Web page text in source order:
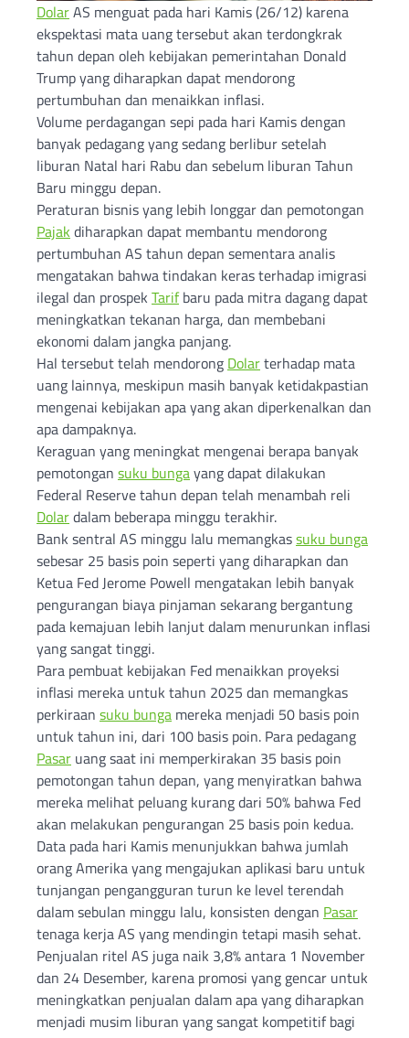
DolarAS menguat pada hari Kamis (26/12) karena
ekspektasi mata uang tersebut akan terdongkrak
tahun depan oleh kebijakan pemerintahan Donald
Trump yang diharapkan dapat mendorong
pertumbuhan dan menaikkan inflasi.
Volume perdagangan sepi pada hari Kamis dengan
banyak pedagang yang sedang berlibur setelah
liburan Natal hari Rabu dan sebelum liburan Tahun
Baru minggu depan.
Peraturan bisnis yang lebih longgar dan pemotongan
Pajak diharapkan dapat membantu mendorong
pertumbuhan AS tahun depan sementara analis
mengatakan bahwa tindakan keras terhadap imigrasi
ilegal dan prospek Tarifbaru pada mitra dagang dapat
meningkatkan tekanan harga, dan membebani
ekonomi dalam jangka panjang.
Hal tersebut telah mendorong Dolarterhadap mata
uang lainnya, meskipun masih banyak ketidakpastian
mengenai kebijakan apa yang akan diperkenalkan dan
apa dampaknya.
Keraguan yang meningkat mengenai berapa banyak
pemotongan suku bungayang dapat dilakukan
Federal Reserve tahun depan telah menambah reli
Dolardalam beberapa minggu terakhir.
Bank sentral AS minggu lalu memangkassuku bunga
sebesar 25 basis poin seperti yang diharapkan dan
Ketua Fed Jerome Powell mengatakan lebih banyak
pengurangan biaya pinjaman sekarang bergantung
pada kemajuan lebih lanjut dalam menurunkan inflasi
yang sangat tinggi.
Para pembuat kebijakan Fed menaikkan proyeksi
inflasi mereka untuk tahun 2025 dan memangkas
perkiraan suku bunga mereka menjadi 50 basis poin
untuk tahun ini, dari 100 basis poin. Para pedagang
Pasar uang saat ini memperkirakan 35 basis poin
pemotongan tahun depan, yang menyiratkan bahwa
mereka melihat peluang kurang dari 50% bahwa Fed
akan melakukan pengurangan 25 basis poin kedua.
Data pada hari Kamis menunjukkan bahwa jumlah
orang Amerika yang mengajukan aplikasi baru untuk
tunjangan pengangguran turun ke level terendah
dalam sebulan minggu lalu, konsisten dengan Pasar
tenaga kerja AS yang mendingin tetapi masih sehat.
Penjualan ritel AS juga naik 3,8% antara 1 November
dan 24 Desember, karena promosi yang gencar untuk
meningkatkan penjualan dalam apa yang diharapkan
menjadi musim liburan yang sangat kompetitif bagi